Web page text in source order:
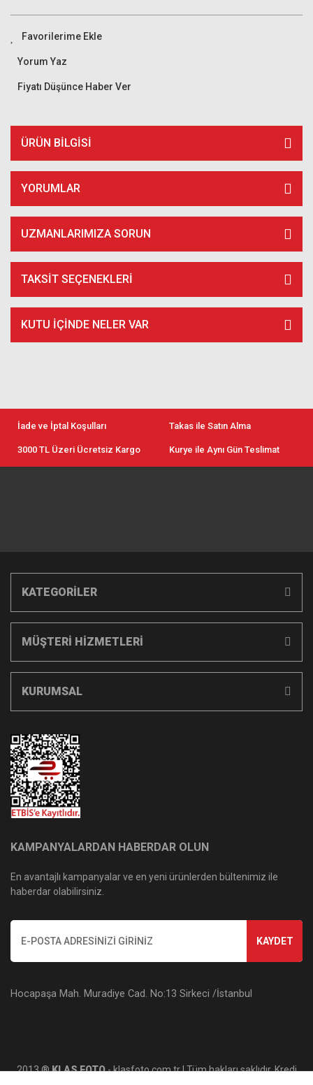
Yorum Yaz
Fiyatı Düşünce Haber Ver
ÜRÜN BILGISI
YORUMLAR
UZMANLARIMIZA SORUN
TAKSIT SEÇENEKLERI
KUTU İÇİNDE NELER VAR
İade ve İptal Koşulları Takas ile Satın Alma
3000 TL Üzeri Ücretsiz Kargo Kurye ile Aynı Gün Teslimat
KATEGORİLER
MÜŞTERİ HİZMETLERİ
KURUMSAL
KAMPANYALARDAN HABERDAR OLUN
En avantajlı kampanyalar ve en yeni ürünlerden bültenimiz ile
haberdar olabilirsiniz.
KAYDET
Hocapaşa Mah. Muradiye Cad. No:13 Sirkeci /İstanbul
2013 ®KLAS FOTO- klasfoto.com.tr | Tüm hakları saklıdır. Kredi